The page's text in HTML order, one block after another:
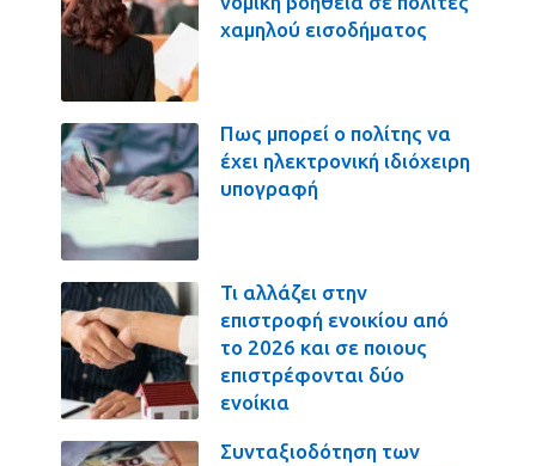
χαμηλού εισοδήματος
Πως μπορεί ο πολίτης να
έχει ηλεκτρονική ιδιόχειρη
υπογραφή
Τι αλλάζει στην
επιστροφή ενοικίου από
το 2026 και σε ποιους
επιστρέφονται δύο
ενοίκια
Συνταξιοδότηση των